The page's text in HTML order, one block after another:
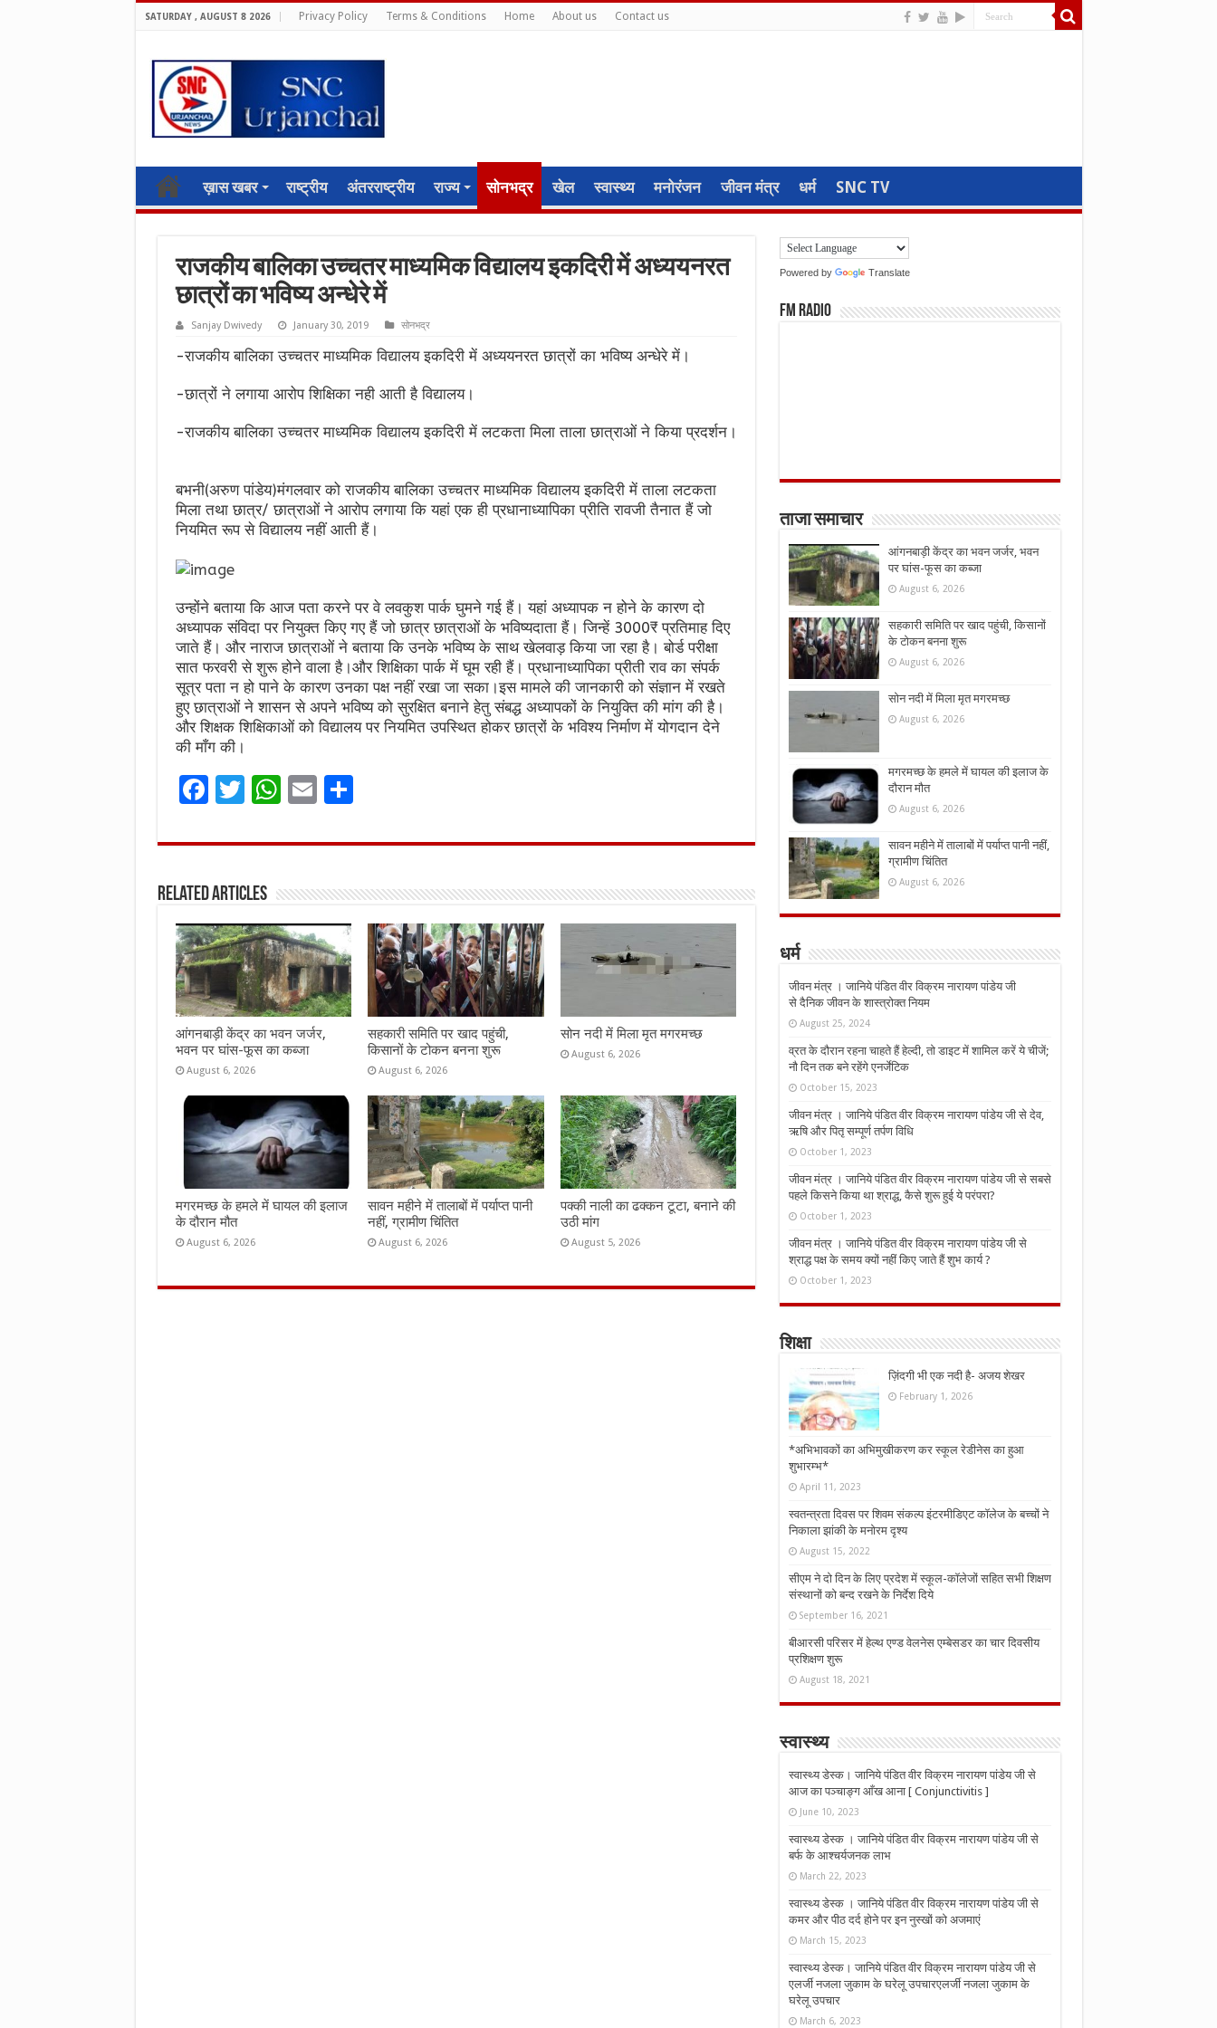
SATURDAY , AUGUST 8 2026 Privacy Policy Terms & Conditions Home About us Contact us
ख़ास खबर राष्ट्रीय अंतरराष्ट्रीय राज्य सोनभद्र खेल स्वास्थ्य मनोरंजन जीवन मंत्र धर्म SNC TV
राजकीय बालिका उच्चतर माध्यमिक विद्यालय इकदिरी में अध्ययनरत
छात्रों का भविष्य अन्धेरे में
Sanjay Dwivedy January 30, 2019 सोनभद्र
-राजकीय बालिका उच्चतर माध्यमिक विद्यालय इकदिरी में अध्ययनरत छात्रों का भविष्य अन्धेरे में।
-छात्रों ने लगाया आरोप शिक्षिका नही आती है विद्यालय।
-राजकीय बालिका उच्चतर माध्यमिक विद्यालय इकदिरी में लटकता मिला ताला छात्राओं ने किया प्रदर्शन।
बभनी(अरुण पांडेय)मंगलवार को राजकीय बालिका उच्चतर माध्यमिक विद्यालय इकदिरी में ताला लटकता
मिला तथा छात्र/ छात्राओं ने आरोप लगाया कि यहां एक ही प्रधानाध्यापिका प्रीति रावजी तैनात हैं जो
नियमित रूप से विद्यालय नहीं आती हैं।
उन्होंने बताया कि आज पता करने पर वे लवकुश पार्क घुमने गई हैं। यहां अध्यापक न होने के कारण दो
अध्यापक संविदा पर नियुक्त किए गए हैं जो छात्र छात्राओं के भविष्यदाता हैं। जिन्हें 3000₹ प्रतिमाह दिए
जाते हैं। और नाराज छात्राओं ने बताया कि उनके भविष्य के साथ खेलवाड़ किया जा रहा है। बोर्ड परीक्षा
सात फरवरी से शुरू होने वाला है।और शिक्षिका पार्क में घूम रही हैं। प्रधानाध्यापिका प्रीती राव का संपर्क
सूत्र पता न हो पाने के कारण उनका पक्ष नहीं रखा जा सका।इस मामले की जानकारी को संज्ञान में रखते
हुए छात्राओं ने शासन से अपने भविष्य को सुरक्षित बनाने हेतु संबद्ध अध्यापकों के नियुक्ति की मांग की है।
और शिक्षक शिक्षिकाओं को विद्यालय पर नियमित उपस्थित होकर छात्रों के भविश्य निर्माण में योगदान देने
की माँग की।
F
ce
o
o
k
T
it
r
W
at
A
p
p
E
ai
S
ar
Related Articles
आंगनबाड़ी केंद्र का भवन जर्जर,
भवन पर घांस-फूस का कब्जा
August 6, 2026
सहकारी समिति पर खाद पहुंची,
किसानों के टोकन बनना शुरू
August 6, 2026
सोन नदी में मिला मृत मगरमच्छ
August 6, 2026
मगरमच्छ के हमले में घायल की इलाज
के दौरान मौत
August 6, 2026
सावन महीने में तालाबों में पर्याप्त पानी
नहीं, ग्रामीण चिंतित
August 6, 2026
पक्की नाली का ढक्कन टूटा, बनाने की
उठी मांग
August 5, 2026
Powered by Translate
FM Radio
ताजा समाचार
आंगनबाड़ी केंद्र का भवन जर्जर, भवन
पर घांस-फूस का कब्जा
August 6, 2026
सहकारी समिति पर खाद पहुंची, किसानों
के टोकन बनना शुरू
August 6, 2026
सोन नदी में मिला मृत मगरमच्छ
August 6, 2026
मगरमच्छ के हमले में घायल की इलाज के
दौरान मौत
August 6, 2026
सावन महीने में तालाबों में पर्याप्त पानी नहीं,
ग्रामीण चिंतित
August 6, 2026
धर्म
जीवन मंत्र । जानिये पंडित वीर विक्रम नारायण पांडेय जी
से दैनिक जीवन के शास्त्रोक्त नियम
August 25, 2024
व्रत के दौरान रहना चाहते हैं हेल्दी, तो डाइट में शामिल करें ये चीजें;
नौ दिन तक बने रहेंगे एनर्जेटिक
October 15, 2023
जीवन मंत्र । जानिये पंडित वीर विक्रम नारायण पांडेय जी से देव,
ऋषि और पितृ सम्पूर्ण तर्पण विधि
October 1, 2023
जीवन मंत्र । जानिये पंडित वीर विक्रम नारायण पांडेय जी से सबसे
पहले किसने किया था श्राद्ध, कैसे शुरू हुई ये परंपरा?
October 1, 2023
जीवन मंत्र । जानिये पंडित वीर विक्रम नारायण पांडेय जी से
श्राद्ध पक्ष के समय क्यों नहीं किए जाते हैं शुभ कार्य ?
October 1, 2023
शिक्षा
ज़िंदगी भी एक नदी है- अजय शेखर
February 1, 2026
*अभिभावकों का अभिमुखीकरण कर स्कूल रेडीनेस का हुआ
शुभारम्भ*
April 11, 2023
स्वतन्त्रता दिवस पर शिवम संकल्प इंटरमीडिएट कॉलेज के बच्चों ने
निकाला झांकी के मनोरम दृश्य
August 15, 2022
सीएम ने दो दिन के लिए प्रदेश में स्कूल-कॉलेजों सहित सभी शिक्षण
संस्थानों को बन्द रखने के निर्देश दिये
September 16, 2021
बीआरसी परिसर में हेल्थ एण्ड वेलनेस एम्बेसडर का चार दिवसीय
प्रशिक्षण शुरू
August 18, 2021
स्वास्थ्य
स्वास्थ्य डेस्क। जानिये पंडित वीर विक्रम नारायण पांडेय जी से
आज का पञ्चाङ्ग आँख आना [ Conjunctivitis ]
June 10, 2023
स्वास्थ्य डेस्क । जानिये पंडित वीर विक्रम नारायण पांडेय जी से
बर्फ के आश्चर्यजनक लाभ
March 22, 2023
स्वास्थ्य डेस्क । जानिये पंडित वीर विक्रम नारायण पांडेय जी से
कमर और पीठ दर्द होने पर इन नुस्‍खों को अजमाएं
March 15, 2023
स्वास्थ्य डेस्क। जानिये पंडित वीर विक्रम नारायण पांडेय जी से
एलर्जी नजला जुकाम के घरेलू उपचारएलर्जी नजला जुकाम के
घरेलू उपचार
March 6, 2023